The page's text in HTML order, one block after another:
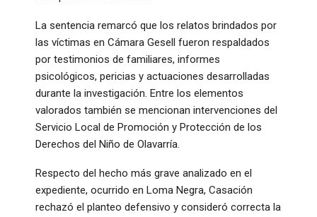
La sentencia remarcó que los relatos brindados por
las víctimas en Cámara Gesell fueron respaldados
por testimonios de familiares, informes
psicológicos, pericias y actuaciones desarrolladas
durante la investigación. Entre los elementos
valorados también se mencionan intervenciones del
Servicio Local de Promoción y Protección de los
Derechos del Niño de Olavarría.
Respecto del hecho más grave analizado en el
expediente, ocurrido en Loma Negra, Casación
rechazó el planteo defensivo y consideró correcta la